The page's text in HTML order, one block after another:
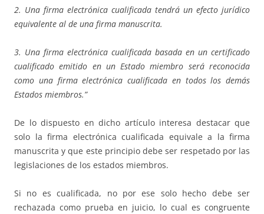
2. Una firma electrónica cualificada tendrá un efecto jurídico
equivalente al de una firma manuscrita.
3. Una firma electrónica cualificada basada en un certificado
cualificado emitido en un Estado miembro será reconocida
como una firma electrónica cualificada en todos los demás
Estados miembros.”
De lo dispuesto en dicho artículo interesa destacar que
solo la firma electrónica cualificada equivale a la firma
manuscrita y que este principio debe ser respetado por las
legislaciones de los estados miembros.
Si no es cualificada, no por ese solo hecho debe ser
rechazada como prueba en juicio, lo cual es congruente